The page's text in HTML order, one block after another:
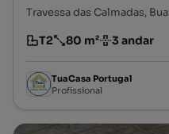
Tipologia
T2
Preço por metro quadrado
80 m²
Andar 3 andar
TuaCasa Portugal
Profissional